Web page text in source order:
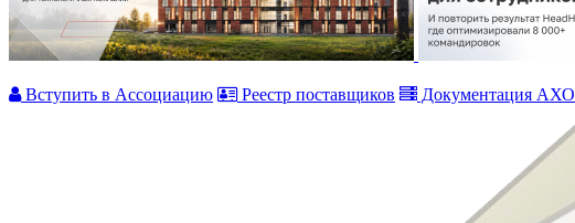
Вступить в Ассоциацию Реестр поставщиков Документация АХО